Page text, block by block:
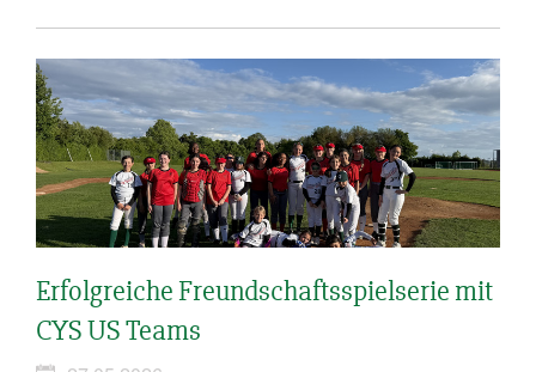
Erfolgreiche Freundschaftsspielserie mit
CYS US Teams